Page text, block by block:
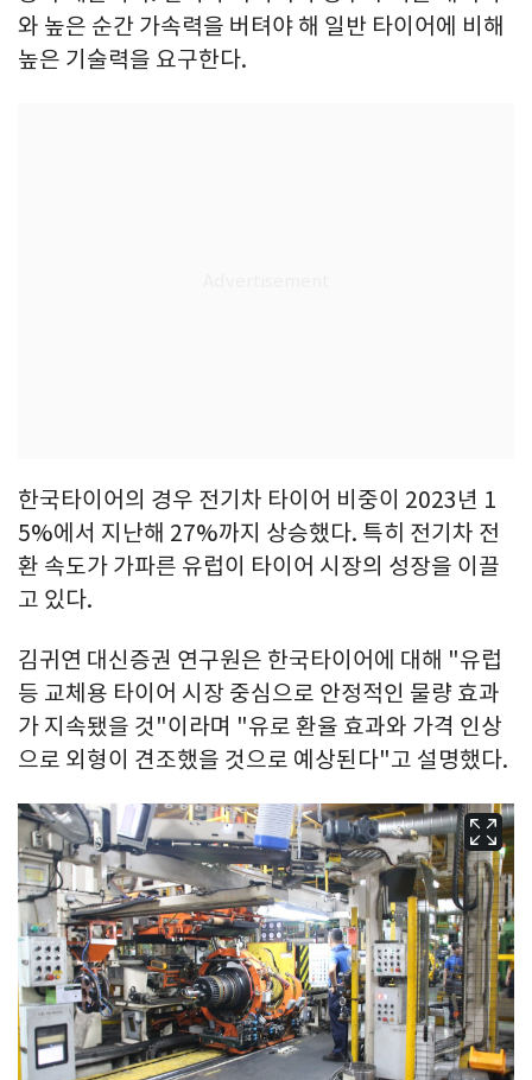
와 높은 순간 가속력을 버텨야 해 일반 타이어에 비해
높은 기술력을 요구한다.
한국타이어의 경우 전기차 타이어 비중이 2023년 1
5%에서 지난해 27%까지 상승했다. 특히 전기차 전
환 속도가 가파른 유럽이 타이어 시장의 성장을 이끌
고 있다.
김귀연 대신증권 연구원은 한국타이어에 대해 "유럽
등 교체용 타이어 시장 중심으로 안정적인 물량 효과
가 지속됐을 것"이라며 "유로 환율 효과와 가격 인상
으로 외형이 견조했을 것으로 예상된다"고 설명했다.